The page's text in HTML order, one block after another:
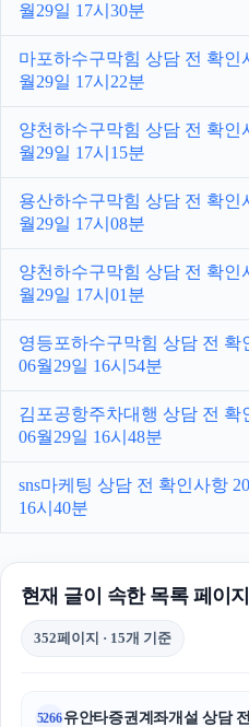
월29일 17시30분
마포하수구막힘 상담 전 확인
월29일 17시22분
양천하수구막힘 상담 전 확인
월29일 17시15분
용산하수구막힘 상담 전 확인
월29일 17시08분
양천하수구막힘 상담 전 확인
월29일 17시01분
영등포하수구막힘 상담 전 확
06월29일 16시54분
김포공항주차대행 상담 전 확
06월29일 16시48분
sns마케팅 상담 전 확인사항
16시40분
현재 글이 속한 목록 페이
352페이지 · 15개 기준
5266유안타증권계좌개설 상담